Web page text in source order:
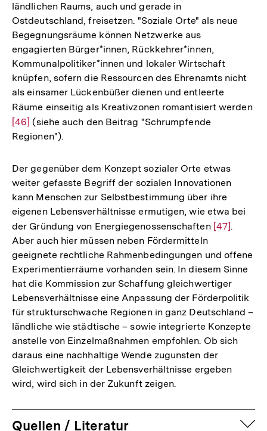
ländlichen Raums, auch und gerade in
Ostdeutschland, freisetzen. "Soziale Orte" als neue
Begegnungsräume können Netzwerke aus
engagierten Bürger*innen, Rückkehrer*innen,
Kommunalpolitiker*innen und lokaler Wirtschaft
knüpfen, sofern die Ressourcen des Ehrenamts nicht
als einsamer Lückenbüßer dienen und entleerte
Räume einseitig als Kreativzonen romantisiert werdenZur
[46] (siehe auch den Beitrag "Schrumpfende
Regionen").
Der gegenüber dem Konzept sozialer Orte etwas
weiter gefasste Begriff der sozialen Innovationen
kann Menschen zur Selbstbestimmung über ihre
eigenen Lebensverhältnisse ermutigen, wie etwa bei
der Gründung von Energiegenossenschaften Zur
der
Fußnote
[47].
Aber auch hier müssen neben Fördermitteln
geeignete rechtliche Rahmenbedingungen und offene
Experimentierräume vorhanden sein. In diesem Sinne
hat die Kommission zur Schaffung gleichwertiger
Lebensverhältnisse eine Anpassung der Förderpolitik
für strukturschwache Regionen in ganz Deutschland –
ländliche wie städtische – sowie integrierte Konzepte
anstelle von Einzelmaßnahmen empfohlen. Ob sich
daraus eine nachhaltige Wende zugunsten der
Gleichwertigkeit der Lebensverhältnisse ergeben
wird, wird sich in der Zukunft zeigen.
Quellen / Literatur
Zum